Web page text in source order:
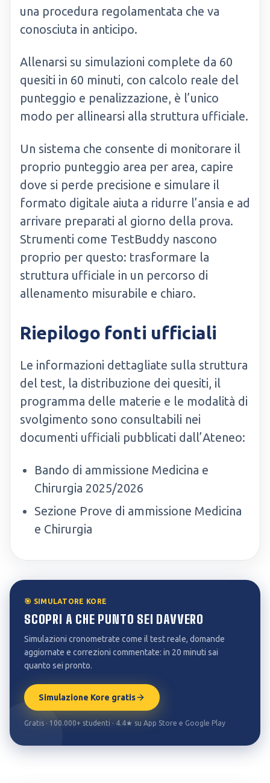
una procedura regolamentata che va
conosciuta in anticipo.
Allenarsi su simulazioni complete da 60
quesiti in 60 minuti, con calcolo reale del
punteggio e penalizzazione, è l’unico
modo per allinearsi alla struttura ufficiale.
Un sistema che consente di monitorare il
proprio punteggio area per area, capire
dove si perde precisione e simulare il
formato digitale aiuta a ridurre l’ansia e ad
arrivare preparati al giorno della prova.
Strumenti come TestBuddy nascono
proprio per questo: trasformare la
struttura ufficiale in un percorso di
allenamento misurabile e chiaro.
Riepilogo fonti ufficiali
Le informazioni dettagliate sulla struttura
del test, la distribuzione dei quesiti, il
programma delle materie e le modalità di
svolgimento sono consultabili nei
documenti ufficiali pubblicati dall’Ateneo:
Bando di ammissione Medicina e
Chirurgia 2025/2026
Sezione Prove di ammissione Medicina
e Chirurgia
🎯 SIMULATORE KORE
SCOPRI A CHE PUNTO SEI DAVVERO
Simulazioni cronometrate come il test reale, domande
aggiornate e correzioni commentate: in 20 minuti sai
quanto sei pronto.
Simulazione Kore gratis
Gratis · 100.000+ studenti · 4.4★ su App Store e Google Play